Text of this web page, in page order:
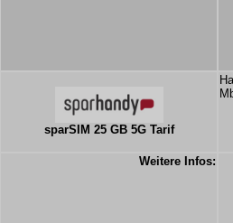
sparSIM 25 GB 5G Tarif
Weitere Infos: